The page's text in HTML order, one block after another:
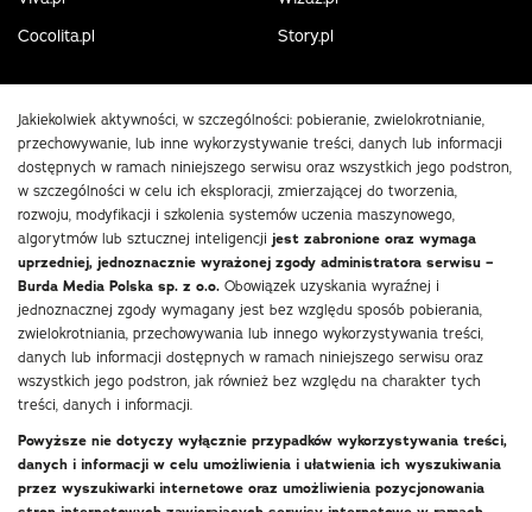
Cocolita.pl
Story.pl
Jakiekolwiek aktywności, w szczególności: pobieranie, zwielokrotnianie,
przechowywanie, lub inne wykorzystywanie treści, danych lub informacji
dostępnych w ramach niniejszego serwisu oraz wszystkich jego podstron,
w szczególności w celu ich eksploracji, zmierzającej do tworzenia,
rozwoju, modyfikacji i szkolenia systemów uczenia maszynowego,
algorytmów lub sztucznej inteligencji jest zabronione oraz wymaga
uprzedniej, jednoznacznie wyrażonej zgody administratora serwisu –
Burda Media Polska sp. z o.o. Obowiązek uzyskania wyraźnej i
jednoznacznej zgody wymagany jest bez względu sposób pobierania,
zwielokrotniania, przechowywania lub innego wykorzystywania treści,
danych lub informacji dostępnych w ramach niniejszego serwisu oraz
wszystkich jego podstron, jak również bez względu na charakter tych
treści, danych i informacji.
Powyższe nie dotyczy wyłącznie przypadków wykorzystywania treści,
danych i informacji w celu umożliwienia i ułatwienia ich wyszukiwania
przez wyszukiwarki internetowe oraz umożliwienia pozycjonowania